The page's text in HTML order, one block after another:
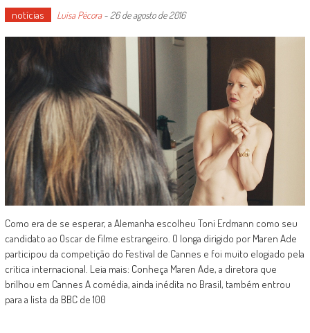
notícias Luísa Pécora- 26 de agosto de 2016
Como era de se esperar, a Alemanha escolheu Toni Erdmann como seu
candidato ao Oscar de filme estrangeiro. O longa dirigido por Maren Ade
participou da competição do Festival de Cannes e foi muito elogiado pela
crítica internacional. Leia mais: Conheça Maren Ade, a diretora que
brilhou em Cannes A comédia, ainda inédita no Brasil, também entrou
para a lista da BBC de 100